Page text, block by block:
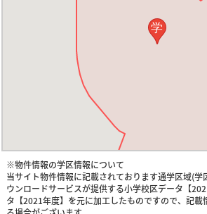
学
※物件情報の学区情報について
当サイト物件情報に記載されております通学区域(
ウンロードサービスが提供する小学校区データ【
タ【2021年度】を元に加工したものですので、記載